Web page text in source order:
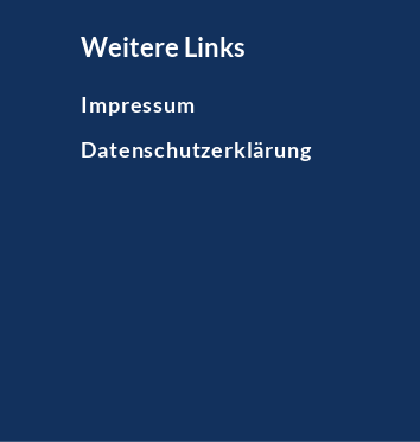
Weitere Links
Impressum
Datenschutzerklärung